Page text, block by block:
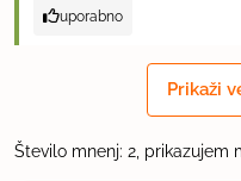
uporabno
Prikaži
Število mnenj: 2, prikazujem